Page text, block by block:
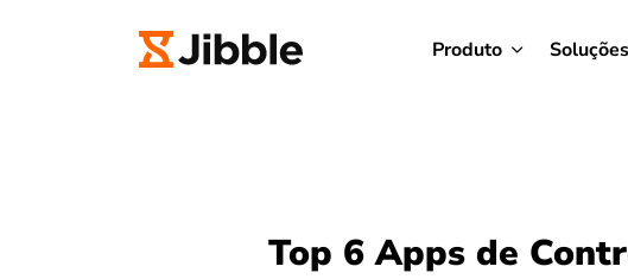
Produto Soluções
Top 6 Apps de